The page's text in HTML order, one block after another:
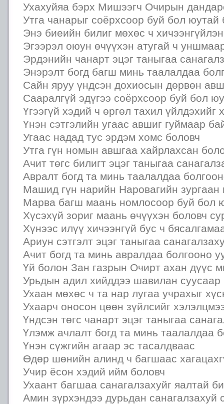
Ухахуйяа бэрх Мишээгч Очирын
Утга чанарыг соёрхсоор буй бол юутай
Энэ биеийн билиг мөхөс ч
Эгээрэл оюун өчүүхэн атугай ч
Эрдэнийн чанарт эцэг таныгаа
Энэрэлт богд багш минь таалалдаа
Сайн яруу үндсэн дохиосын дөрвөн
Сааралгүй эдүгээ соёрхсоор буй бол
Үгээгүй хэдий ч өргөл тахил үйлдэхийг
Үнэн сэтгэлийн угаас авшиг гуймаар
Угаас надад тус эрдэм хомс боловч
Утга гүн номын авшгаа хайрлахсан
Ачит төгс билигт эцэг таныгаа
Авралт богд та минь таалалдаа
Машид гүн нарийн Наровагийн зургаан
Марва багш маань номлосоор буй бол
Хүсэхүй зориг маань өчүүхэн боловч
Хүнээс илүү хичээнгүй бус ч
Ариун сэтгэлт эцэг таныгаа
Ачит богд та минь авралдаа болгооно
Үй болон Зан газрын Очирт ахан дүүс
Урьдын адил хийддээ шавилан суусаар
Ухаан мөхөс ч та нар лугаа учрахыг
Ухаарч оносон цөөн зүйлсийг
Үндсэн төгс чанарт эцэг таныгаа
Үлэмж ачлалт богд та минь таалалдаа
Үнэн сүжгийн агаар эс тасалдваас
Өдөр шөнийн алинд ч багшаас
Учир ёсон хэдий ийм боловч
Ухаант багшаа санагалзахуйг яалтай
Амин зүрхэндээ дурьдан санагалзахуй